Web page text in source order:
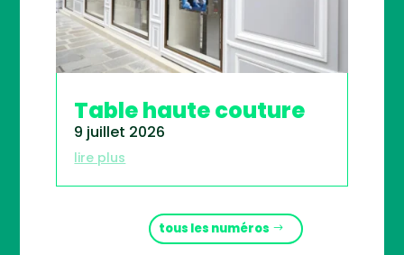
Table haute couture
9 juillet 2026
lire plus
tous les numéros